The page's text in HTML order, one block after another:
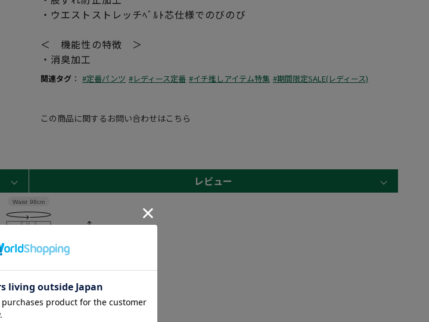
・ウエストストレッチﾍﾞﾙﾄ芯仕様でのびのび
＜ 機能性の特徴 ＞
・消臭加工
関連タグ ： #定番パンツ #レディース定番 #イチ推しアイテム特集 #期間限定SALE(レディース)
この商品に関するお問い合わせはこちら
レビュー
Inseam length 78cm
35cm
Waist 98cm